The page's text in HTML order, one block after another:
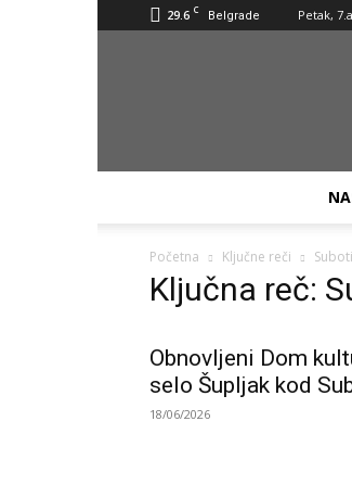
29.6 C Belgrade Petak,
Početna Ključne reči
Ključna reč:
Obnovljeni Dom
selo Šupljak kod
18/06/2026